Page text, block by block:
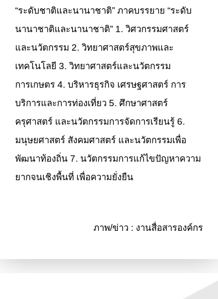
“ระดับชาติและนานาชาติ” ภาคบรรยาย “ระดับ
นานาชาติและนานาชาติ” 1. วิศวกรรมศาสตร์
และนวัตกรรม 2. วิทยาศาสตร์สุขภาพและ
เทคโนโลยี 3. วิทยาศาสตร์และนวัตกรรม
การเกษตร 4. บริหารธุรกิจ เศรษฐศาสตร์ การ
บริการและการท่องเที่ยว 5. ศึกษาศาสตร์
ครุศาสตร์ และนวัตกรรมการจัดการเรียนรู้ 6.
มนุษยศาสตร์ สังคมศาสตร์ และนวัตกรรมเพื่อ
พัฒนาท้องถิ่น 7. นวัตกรรมการแก้ไขปัญหาความ
ยากจนเชิงพื้นที่ เพื่อความยั่งยืน
ภาพ/ข่าว : งานสื่อสารองค์กร